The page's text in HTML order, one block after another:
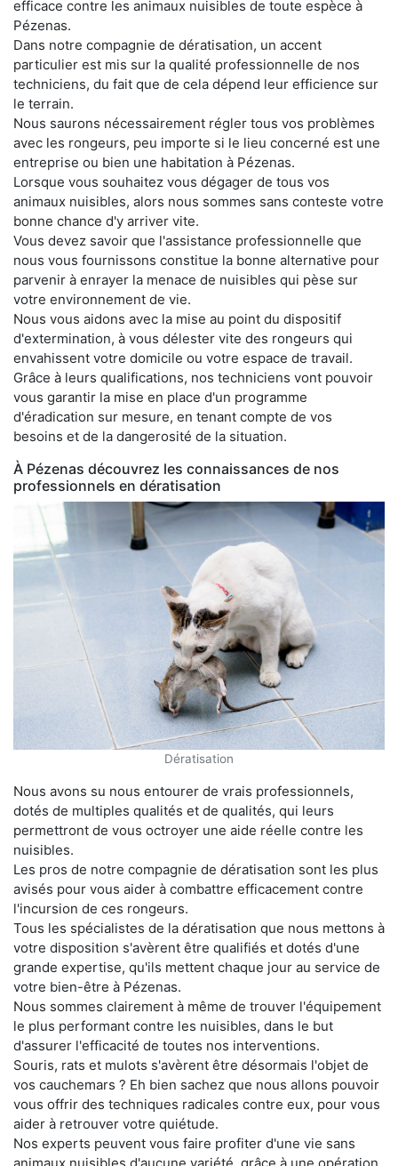
efficace contre les animaux nuisibles de toute espèce à
Pézenas.
Dans notre compagnie de dératisation, un accent
particulier est mis sur la qualité professionnelle de nos
techniciens, du fait que de cela dépend leur efficience sur
le terrain.
Nous saurons nécessairement régler tous vos problèmes
avec les rongeurs, peu importe si le lieu concerné est une
entreprise ou bien une habitation à Pézenas.
Lorsque vous souhaitez vous dégager de tous vos
animaux nuisibles, alors nous sommes sans conteste votre
bonne chance d'y arriver vite.
Vous devez savoir que l'assistance professionnelle que
nous vous fournissons constitue la bonne alternative pour
parvenir à enrayer la menace de nuisibles qui pèse sur
votre environnement de vie.
Nous vous aidons avec la mise au point du dispositif
d'extermination, à vous délester vite des rongeurs qui
envahissent votre domicile ou votre espace de travail.
Grâce à leurs qualifications, nos techniciens vont pouvoir
vous garantir la mise en place d'un programme
d'éradication sur mesure, en tenant compte de vos
besoins et de la dangerosité de la situation.
À Pézenas découvrez les connaissances de nos
professionnels en dératisation
Dératisation
Nous avons su nous entourer de vrais professionnels,
dotés de multiples qualités et de qualités, qui leurs
permettront de vous octroyer une aide réelle contre les
nuisibles.
Les pros de notre compagnie de dératisation sont les plus
avisés pour vous aider à combattre efficacement contre
l'incursion de ces rongeurs.
Tous les spécialistes de la dératisation que nous mettons à
votre disposition s'avèrent être qualifiés et dotés d'une
grande expertise, qu'ils mettent chaque jour au service de
votre bien-être à Pézenas.
Nous sommes clairement à même de trouver l'équipement
le plus performant contre les nuisibles, dans le but
d'assurer l'efficacité de toutes nos interventions.
Souris, rats et mulots s'avèrent être désormais l'objet de
vos cauchemars ? Eh bien sachez que nous allons pouvoir
vous offrir des techniques radicales contre eux, pour vous
aider à retrouver votre quiétude.
Nos experts peuvent vous faire profiter d'une vie sans